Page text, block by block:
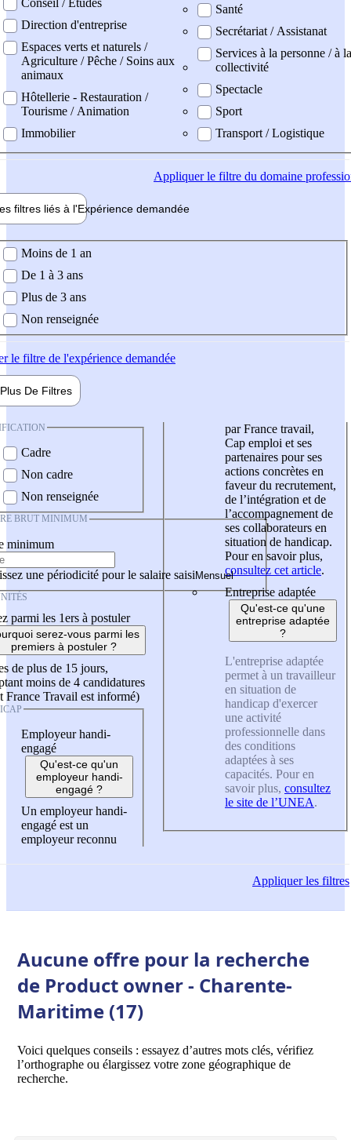
Direction d'entreprise
Espaces verts et naturels /
Agriculture / Pêche / Soins aux
animaux
Hôtellerie - Restauration /
Tourisme / Animation
Immobilier
Santé
Secrétariat / Assistanat
Services à la personne / à la
collectivité
Spectacle
Sport
Transport / Logistique
Appliquerle filtre du domaine
filtres liés à l'Expérience demandée
demandée
Moins de 1 an
De 1 à 3 ans
Plus de 3 ans
Non renseignée
le filtre de l'expérience demandée
Plus De Filtres
Cadre
Non cadre
Non renseignée
BRUT MINIMUM
minimum
une périodicité pour le salaire saisi
parmi les 1ers à postuler
serez-vous parmi les
premiers à postuler ?
de plus de 15 jours,
moins de 4 candidatures
France Travail est informé)
Employeur handi-
engagé
Qu'est-ce qu'un
employeur handi-
engagé ?
Un employeur handi-
engagé est un
employeur reconnu
par France travail,
Cap emploi et ses
partenaires pour ses
actions concrètes en
faveur du recrutement,
de l’intégration et de
l’accompagnement de
ses collaborateurs en
situation de handicap.
Pour en savoir plus,
consultez cet article.
Entreprise adaptée
Qu'est-ce qu'une
entreprise adaptée
?
L'entreprise adaptée
permet à un travailleur
en situation de
handicap d'exercer
une activité
professionnelle dans
des conditions
adaptées à ses
capacités. Pour en
savoir plus, consultez
le site de l’UNEA.
Appliquerles filtres
Aucune offre pour la recherche
de Product owner - Charente-
Maritime (17)
Voici quelques conseils : essayez d’autres mots clés, vérifiez
l’orthographe ou élargissez votre zone géographique de
recherche.